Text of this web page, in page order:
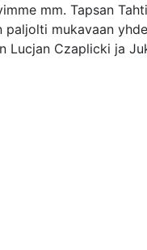
mm. Tapsan
mukavaan
Czaplicki ja